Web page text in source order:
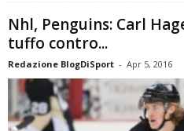
Nhl, Penguins: Carl
tuffo contro...
Redazione BlogDiSport - Apr 5, 2016